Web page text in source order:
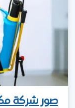
صور شركة